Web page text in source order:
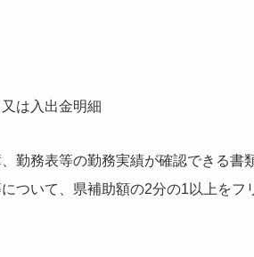
は入出金明細
勤務表等の勤務実績が確認できる書
ついて、県補助額の2分の1以上をフ